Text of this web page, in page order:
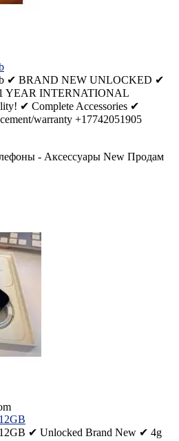
✔ BRAND NEW UNLOCKED ✔
YEAR INTERNATIONAL
✔ Complete Accessories ✔
warranty +17742051905
- Аксессуары New Продам
✔ Unlocked Brand New ✔ 4g